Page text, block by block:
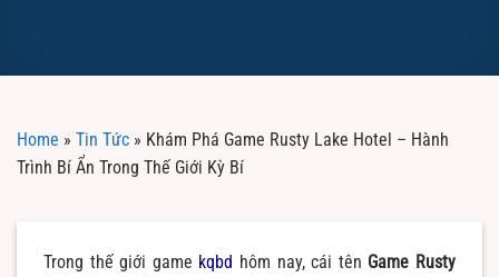
Home » Tin Tức » Khám Phá Game Rusty Lake Hotel – Hành
Trình Bí Ẩn Trong Thế Giới Kỳ Bí
Trong thế giới game kqbd hôm nay, cái tên Game Rusty